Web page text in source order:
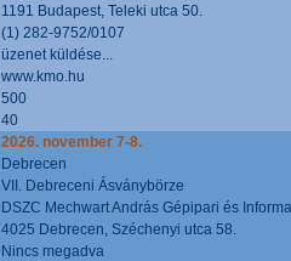
1191 Budapest, Teleki utca 50.
(1) 282-9752/0107
üzenet küldése...
www.kmo.hu
500
40
2026. november 7-8.
Debrecen
VII. Debreceni Ásványbörze
DSZC Mechwart András Gépipari és
4025 Debrecen, Széchenyi utca 58.
Nincs megadva